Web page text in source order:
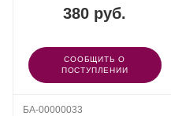
380 руб.
СООБЩИТЬ О
ПОСТУПЛЕНИИ
БА-00000033